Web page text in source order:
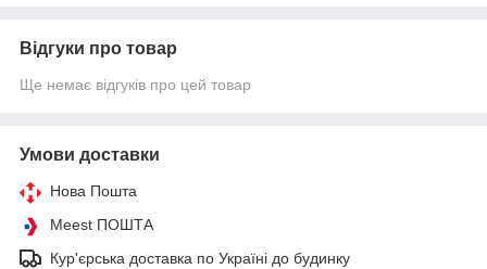
Відгуки про товар
Ще немає відгуків про цей товар
Умови доставки
Нова Пошта
Meest ПОШТА
Кур'єрська доставка по Україні до будинку